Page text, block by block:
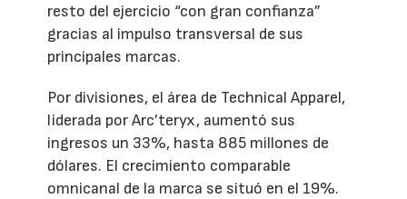
resto del ejercicio “con gran confianza”
gracias al impulso transversal de sus
principales marcas.
Por divisiones, el área de Technical Apparel,
liderada por Arc’teryx, aumentó sus
ingresos un 33%, hasta 885 millones de
dólares. El crecimiento comparable
omnicanal de la marca se situó en el 19%.